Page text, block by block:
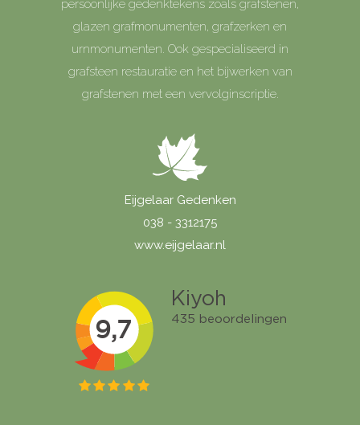
persoonlijke gedenktekens zoals grafstenen,
glazen grafmonumenten, grafzerken en
urnmonumenten. Ook gespecialiseerd in
grafsteen restauratie en het bijwerken van
grafstenen met een vervolginscriptie.
Eijgelaar Gedenken
038 - 3312175
www.eijgelaar.nl